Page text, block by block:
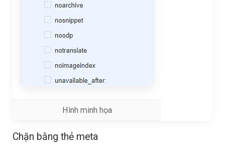
Hình minh họa
Chặn bằng thẻ meta